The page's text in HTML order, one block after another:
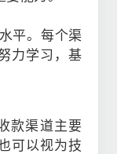
平。每个渠
力学习，基
款渠道主要
可以视为技